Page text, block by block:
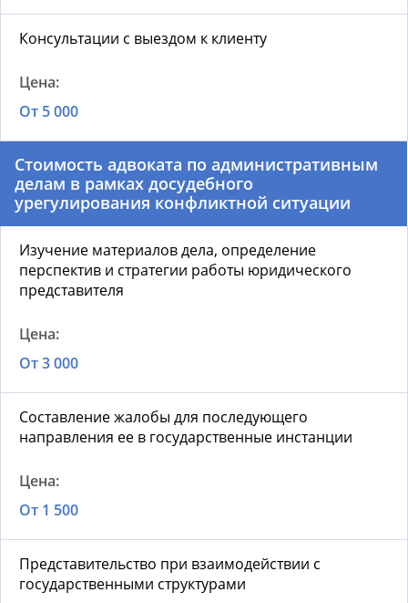
Консультации с выездом к клиенту
От 5 000
Стоимость адвоката по административным
делам в рамках досудебного
урегулирования конфликтной ситуации
Изучение материалов дела, определение
перспектив и стратегии работы юридического
представителя
От 3 000
Составление жалобы для последующего
направления ее в государственные инстанции
От 1 500
Представительство при взаимодействии с
государственными структурами